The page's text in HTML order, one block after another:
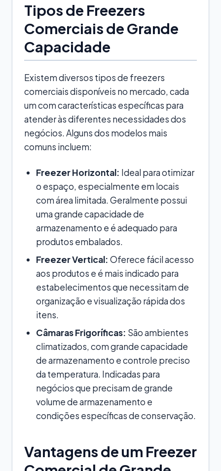
Tipos de Freezers
Comerciais de Grande
Capacidade
Existem diversos tipos de freezers
comerciais disponíveis no mercado, cada
um com características específicas para
atender às diferentes necessidades dos
negócios. Alguns dos modelos mais
comuns incluem:
Freezer Horizontal: Ideal para otimizar
o espaço, especialmente em locais
com área limitada. Geralmente possui
uma grande capacidade de
armazenamento e é adequado para
produtos embalados.
Freezer Vertical: Oferece fácil acesso
aos produtos e é mais indicado para
estabelecimentos que necessitam de
organização e visualização rápida dos
itens.
Câmaras Frigoríficas: São ambientes
climatizados, com grande capacidade
de armazenamento e controle preciso
da temperatura. Indicadas para
negócios que precisam de grande
volume de armazenamento e
condições específicas de conservação.
Vantagens de um Freezer